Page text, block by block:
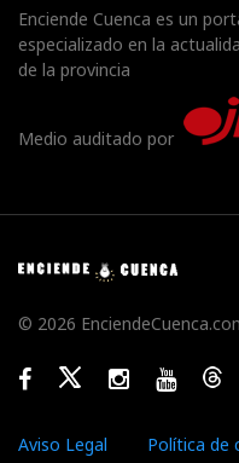
Enciende Cuenca es un
especializado en la
de la provincia
Medio auditado por
© 2026
FacebookTwitterInstagramYoutube
Aviso Legal Política de